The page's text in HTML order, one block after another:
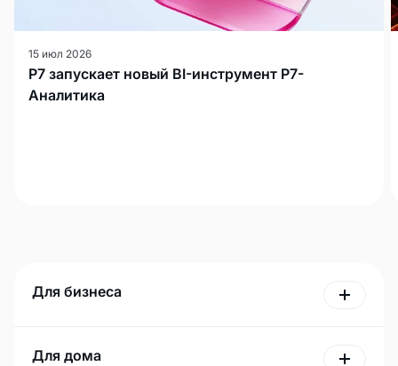
15 июл 2026
Р7 запускает новый BI-инструмент Р7-
Аналитика
Для бизнеса
Для дома